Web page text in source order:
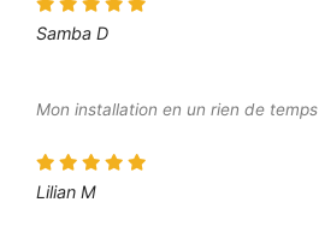
Samba D
Mon installation en un rien de temps
Lilian M